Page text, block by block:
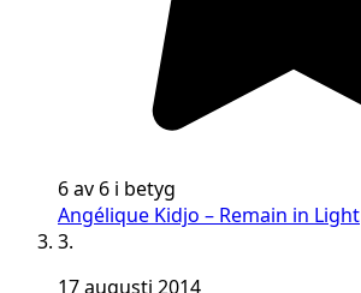
6 av 6 i betyg
Angélique Kidjo – Remain in Light
3.
17 augusti 2014